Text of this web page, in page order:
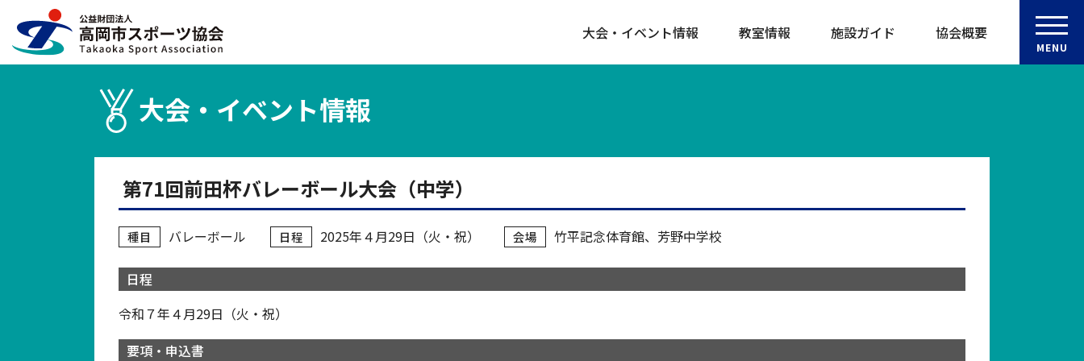
大会・イベント情報 教室情報 施設ガイド 協会概要
MENU
大会・イベント情報
第71回前田杯バレーボール大会（中学）
種目 バレーボール 日程 2025年４月29日（火・祝） 会場 竹平記念体育館 芳野中学校
日程
令和７年４月29日（火・祝）
要項・申込書